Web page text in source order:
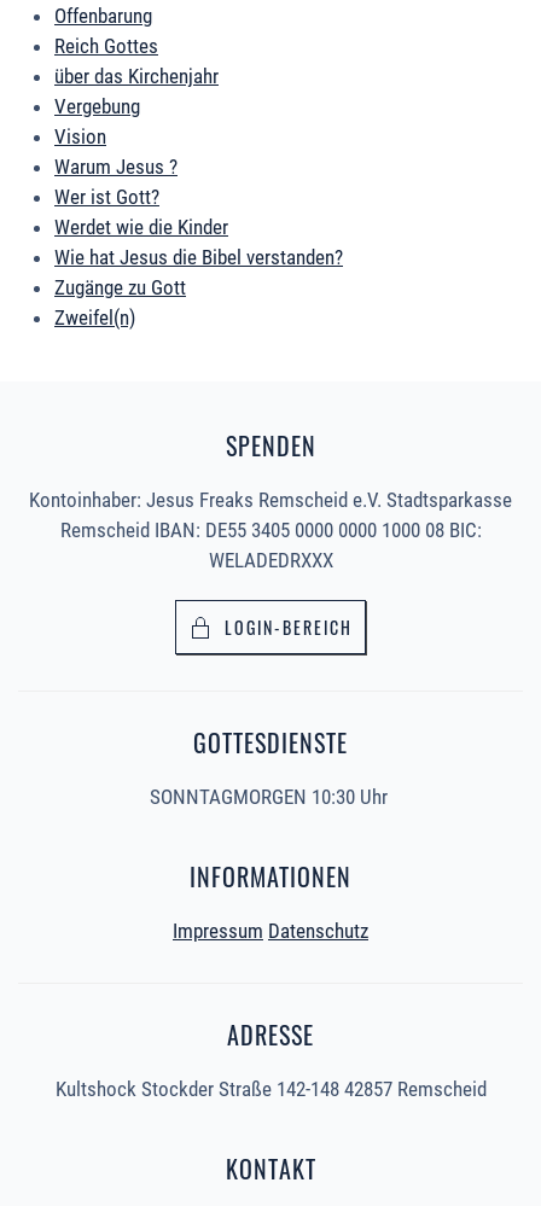
Offenbarung
Reich Gottes
über das Kirchenjahr
Vergebung
Vision
Warum Jesus ?
Wer ist Gott?
Werdet wie die Kinder
Wie hat Jesus die Bibel verstanden?
Zugänge zu Gott
Zweifel(n)
SPENDEN
Kontoinhaber: Jesus Freaks Remscheid e.V. Stadtsparkasse
Remscheid IBAN: DE55 3405 0000 0000 1000 08 BIC:
WELADEDRXXX
LOGIN-BEREICH
GOTTESDIENSTE
SONNTAGMORGEN 10:30 Uhr
INFORMATIONEN
Impressum Datenschutz
ADRESSE
Kultshock Stockder Straße 142-148 42857 Remscheid
KONTAKT